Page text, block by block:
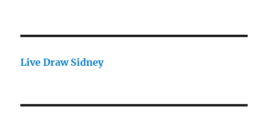
Live Draw Sidney